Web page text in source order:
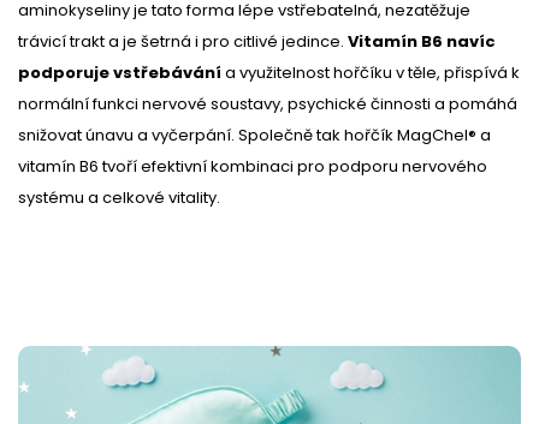
aminokyseliny je tato forma lépe vstřebatelná, nezatěžuje
trávicí trakt a je šetrná i pro citlivé jedince. Vitamín B6 navíc
podporuje vstřebávání a využitelnost hořčíku v těle, přispívá k
normální funkci nervové soustavy, psychické činnosti a pomáhá
snižovat únavu a vyčerpání. Společně tak hořčík MagChel® a
vitamín B6 tvoří efektivní kombinaci pro podporu nervového
systému a celkové vitality.